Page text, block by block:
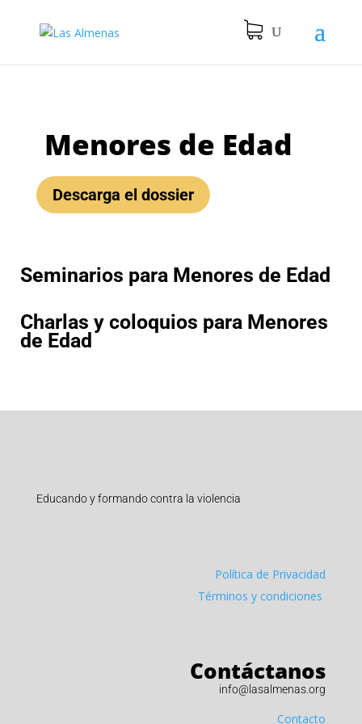
Menores de Edad
Descarga el dossier
Seminarios para Menores de Edad
Charlas y coloquios para Menores
de Edad
Educando y formando contra la violencia
Política de Privacidad
Términos y condiciones
Contáctanos
info@lasalmenas.org
Contacto